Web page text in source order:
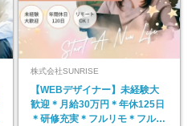
株式会社SUNRISE
【WEBデザイナー】未経験大
歓迎＊月給30万円＊年休125日
＊研修充実＊フルリモ＊フルフ